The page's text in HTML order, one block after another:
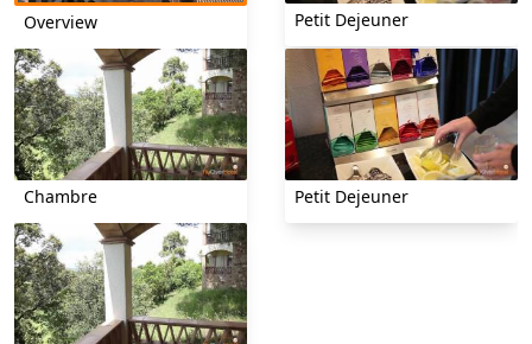
Overview Petit Dejeuner
Chambre Petit Dejeuner